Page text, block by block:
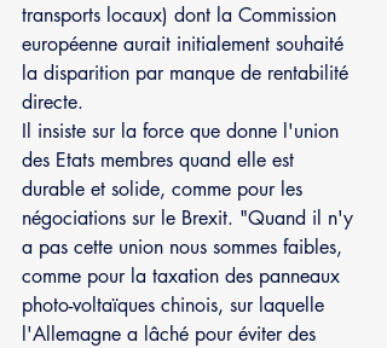
transports locaux) dont la Commission
européenne aurait initialement souhaité
la disparition par manque de rentabilité
directe.
Il insiste sur la force que donne l'union
des Etats membres quand elle est
durable et solide, comme pour les
négociations sur le Brexit. "Quand il n'y
a pas cette union nous sommes faibles,
comme pour la taxation des panneaux
photo-voltaïques chinois, sur laquelle
l'Allemagne a lâché pour éviter des